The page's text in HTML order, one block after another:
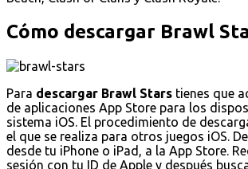
Cómo descargar Brawl
Para descargar Brawl Stars tienes que
de aplicaciones App Store para los
sistema iOS. El procedimiento de
el que se realiza para otros juegos iOS.
desde tu iPhone o iPad, a la App Store.
sesión con tu ID de Apple y después